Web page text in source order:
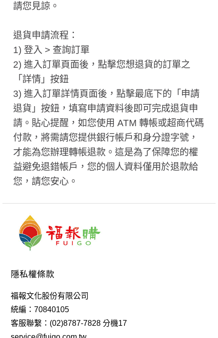
請您見諒。
退貨申請流程：
1) 登入 > 查詢訂單
2) 進入訂單頁面後，點擊您想退貨的訂單之
「詳情」按鈕
3) 進入訂單詳情頁面後，點擊最底下的「申請
退貨」按鈕，填寫申請資料後即可完成退貨申
請。貼心提醒，如您使用 ATM 轉帳或超商代碼
付款，將需請您提供銀行帳戶和身分證字號，
才能為您辦理轉帳退款。這是為了保障您的權
益避免退錯帳戶，您的個人資料僅用於退款給
您，請您安心。
隱私權條款
福報文化股份有限公司
統編：70840105
客服聯繫：(02)8787-7828 分機17